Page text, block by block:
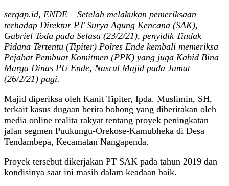
sergap.id, ENDE – Setelah melakukan pemeriksaan
terhadap Direktur PT Surya Agung Kencana (SAK),
Gabriel Toda pada Selasa (23/2/21), penyidik Tindak
Pidana Tertentu (Tipiter) Polres Ende kembali memeriksa
Pejabat Pembuat Komitmen (PPK) yang juga Kabid Bina
Marga Dinas PU Ende, Nasrul Majid pada Jumat
(26/2/21) pagi.
Majid diperiksa oleh Kanit Tipiter, Ipda. Muslimin, SH,
terkait kasus dugaan berita bohong yang diberitakan oleh
media online realita rakyat tentang proyek peningkatan
jalan segmen Puukungu-Orekose-Kamubheka di Desa
Tendambepa, Kecamatan Nangapenda.
Proyek tersebut dikerjakan PT SAK pada tahun 2019 dan
kondisinya saat ini masih dalam keadaan baik.